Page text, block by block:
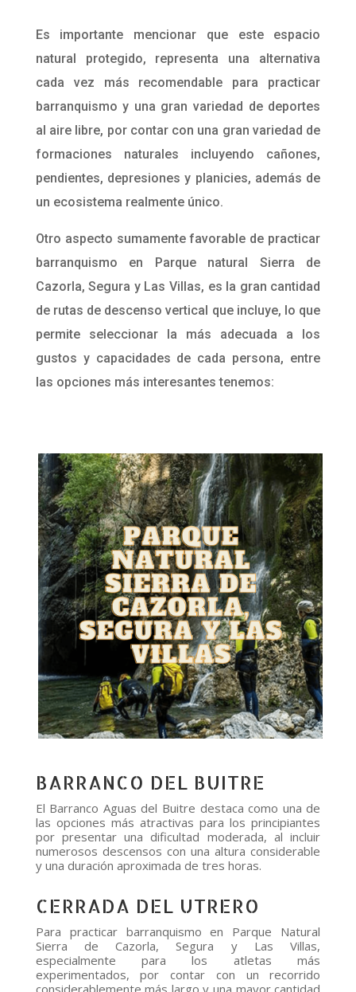
Es importante mencionar que este espacio
natural protegido, representa una alternativa
cada vez más recomendable para practicar
barranquismo y una gran variedad de deportes
al aire libre, por contar con una gran variedad de
formaciones naturales incluyendo cañones,
pendientes, depresiones y planicies, además de
un ecosistema realmente único.
Otro aspecto sumamente favorable de practicar
barranquismo en Parque natural Sierra de
Cazorla, Segura y Las Villas, es la gran cantidad
de rutas de descenso vertical que incluye, lo que
permite seleccionar la más adecuada a los
gustos y capacidades de cada persona, entre
las opciones más interesantes tenemos:
BARRANCO DEL BUITRE
El Barranco Aguas del Buitre destaca como una de
las opciones más atractivas para los principiantes
por presentar una dificultad moderada, al incluir
numerosos descensos con una altura considerable
y una duración aproximada de tres horas.
CERRADA DEL UTRERO
Para practicar barranquismo en Parque Natural
Sierra de Cazorla, Segura y Las Villas,
especialmente para los atletas más
experimentados, por contar con un recorrido